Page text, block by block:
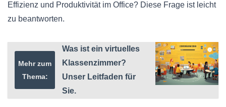
Effizienz und Produktivität im Office? Diese Frage ist leicht
zu beantworten.
Mehr zum
Thema:
Was ist ein virtuelles
Klassenzimmer?
Unser Leitfaden für
Sie.